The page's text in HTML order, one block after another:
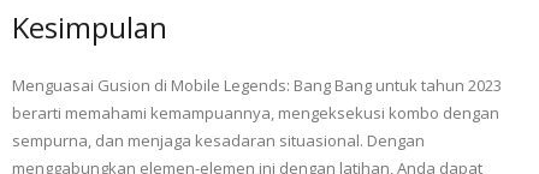
Kesimpulan
Menguasai Gusion di Mobile Legends: Bang Bang untuk tahun 2023
berarti memahami kemampuannya, mengeksekusi kombo dengan
sempurna, dan menjaga kesadaran situasional. Dengan
menggabungkan elemen-elemen ini dengan latihan, Anda dapat